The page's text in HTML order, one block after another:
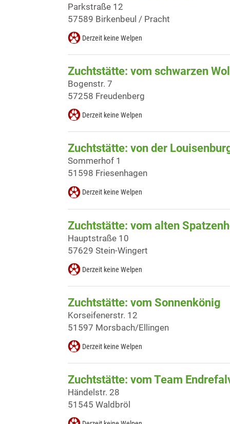
Parkstraße 12
57589 Birkenbeul / Pracht
Derzeit keine Welpen
Zuchtstätte: vom schwarzen
Bogenstr. 7
57258 Freudenberg
Derzeit keine Welpen
Zuchtstätte: von der
Sommerhof 1
51598 Friesenhagen
Derzeit keine Welpen
Zuchtstätte: vom alten
Hauptstraße 10
57629 Stein-Wingert
Derzeit keine Welpen
Zuchtstätte: vom Sonnenkönig
Korseifenerstr. 12
51597 Morsbach/Ellingen
Derzeit keine Welpen
Zuchtstätte: vom Team
Händelstr. 28
51545 Waldbröl